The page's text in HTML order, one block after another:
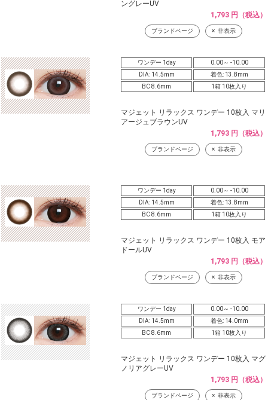
ングレーUV
1,793 円（税込）
ブランドページ 非表示
ワンデー 1day
0.00～ -10.00
DIA: 14.5mm
着色: 13.8mm
BC 8.6mm
1箱 10枚入り
マジェット リラックス ワンデー 10枚入 マリ
アージュブラウンUV
1,793 円（税込）
ブランドページ 非表示
ワンデー 1day
0.00～ -10.00
DIA: 14.5mm
着色: 13.8mm
BC 8.6mm
1箱 10枚入り
マジェット リラックス ワンデー 10枚入 モア
ドールUV
1,793 円（税込）
ブランドページ 非表示
ワンデー 1day
0.00～ -10.00
DIA: 14.5mm
着色: 14.0mm
BC 8.6mm
1箱 10枚入り
マジェット リラックス ワンデー 10枚入 マグ
ノリアグレーUV
1,793 円（税込）
ブランドページ 非表示